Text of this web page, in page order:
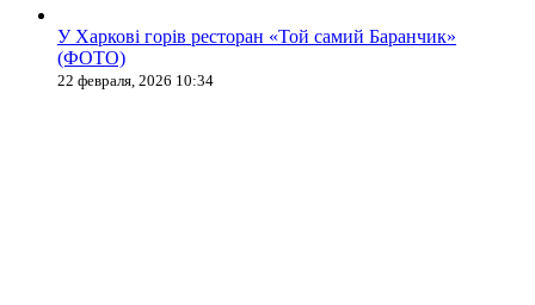
У Харкові горів ресторан «Той самий Баранчик»
(ФОТО)
22 февраля, 2026 10:34